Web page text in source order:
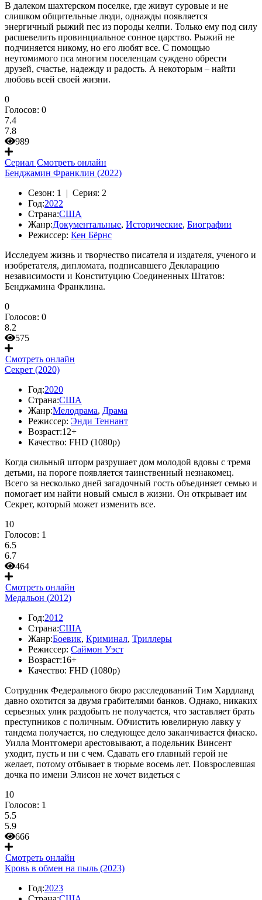
В далеком шахтерском поселке, где живут суровые и не
слишком общительные люди, однажды появляется
энергичный рыжий пес из породы келпи. Только ему под силу
расшевелить провинциальное сонное царство. Рыжий не
подчиняется никому, но его любят все. С помощью
неутомимого пса многим поселенцам суждено обрести
друзей, счастье, надежду и радость. А некоторым – найти
любовь всей своей жизни.
0
Голосов: 0
7.4
7.8
989
Сериал Смотреть онлайн
Бенджамин Франклин (2022)
Сезон: 1 | Серия: 2
Год:2022
Страна:США
Жанр:Документальные, Исторические, Биографии
Режиссер: Кен Бёрнс
Исследуем жизнь и творчество писателя и издателя, ученого и
изобретателя, дипломата, подписавшего Декларацию
независимости и Конституцию Соединенных Штатов:
Бенджамина Франклина.
0
Голосов: 0
8.2
575
Смотреть онлайн
Секрет (2020)
Год:2020
Страна:США
Жанр:Мелодрама, Драма
Режиссер: Энди Теннант
Возраст:12+
Качество: FHD (1080p)
Когда сильный шторм разрушает дом молодой вдовы с тремя
детьми, на пороге появляется таинственный незнакомец.
Всего за несколько дней загадочный гость объединяет семью и
помогает им найти новый смысл в жизни. Он открывает им
Секрет, который может изменить все.
10
Голосов: 1
6.5
6.7
464
Смотреть онлайн
Медальон (2012)
Год:2012
Страна:США
Жанр:Боевик, Криминал, Триллеры
Режиссер: Саймон Уэст
Возраст:16+
Качество: FHD (1080p)
Сотрудник Федерального бюро расследований Тим Хардланд
давно охотится за двумя грабителями банков. Однако, никаких
серьезных улик раздобыть не получается, что заставляет брать
преступников с поличным. Обчистить ювелирную лавку у
тандема получается, но следующее дело заканчивается фиаско.
Уилла Монтгомери арестовывают, а подельник Винсент
уходит, пусть и ни с чем. Сдавать его главный герой не
желает, потому отбывает в тюрьме восемь лет. Повзрослевшая
дочка по имени Элисон не хочет видеться с
10
Голосов: 1
5.5
5.9
666
Смотреть онлайн
Кровь в обмен на пыль (2023)
Год:2023